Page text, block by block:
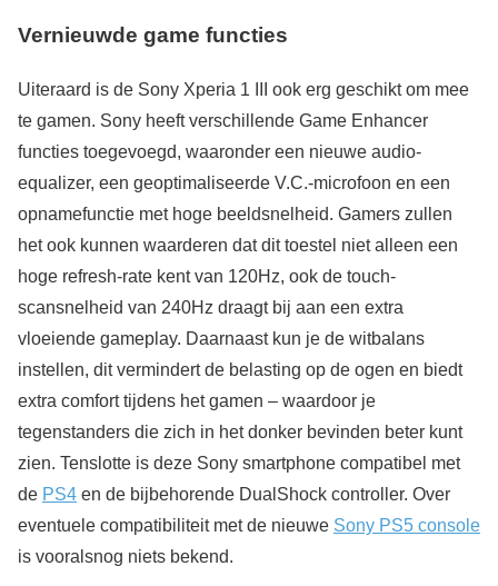
Vernieuwde game functies
Uiteraard is de Sony Xperia 1 III ook erg geschikt om mee
te gamen. Sony heeft verschillende Game Enhancer
functies toegevoegd, waaronder een nieuwe audio-
equalizer, een geoptimaliseerde V.C.-microfoon en een
opnamefunctie met hoge beeldsnelheid. Gamers zullen
het ook kunnen waarderen dat dit toestel niet alleen een
hoge refresh-rate kent van 120Hz, ook de touch-
scansnelheid van 240Hz draagt bij aan een extra
vloeiende gameplay. Daarnaast kun je de witbalans
instellen, dit vermindert de belasting op de ogen en biedt
extra comfort tijdens het gamen – waardoor je
tegenstanders die zich in het donker bevinden beter kunt
zien. Tenslotte is deze Sony smartphone compatibel met
de PS4 en de bijbehorende DualShock controller. Over
eventuele compatibiliteit met de nieuwe Sony PS5 console
is vooralsnog niets bekend.